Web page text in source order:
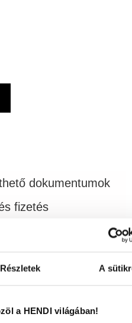
Részletek A
a HENDI világában!
dokumentumok
fizetés